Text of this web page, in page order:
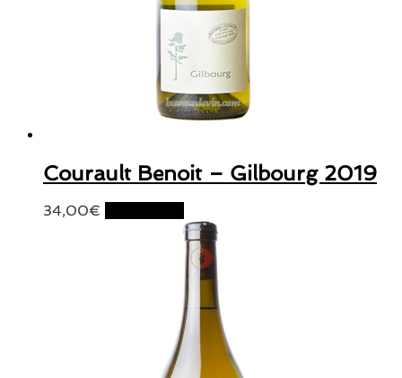
Courault Benoit – Gilbourg 2019
34,00€